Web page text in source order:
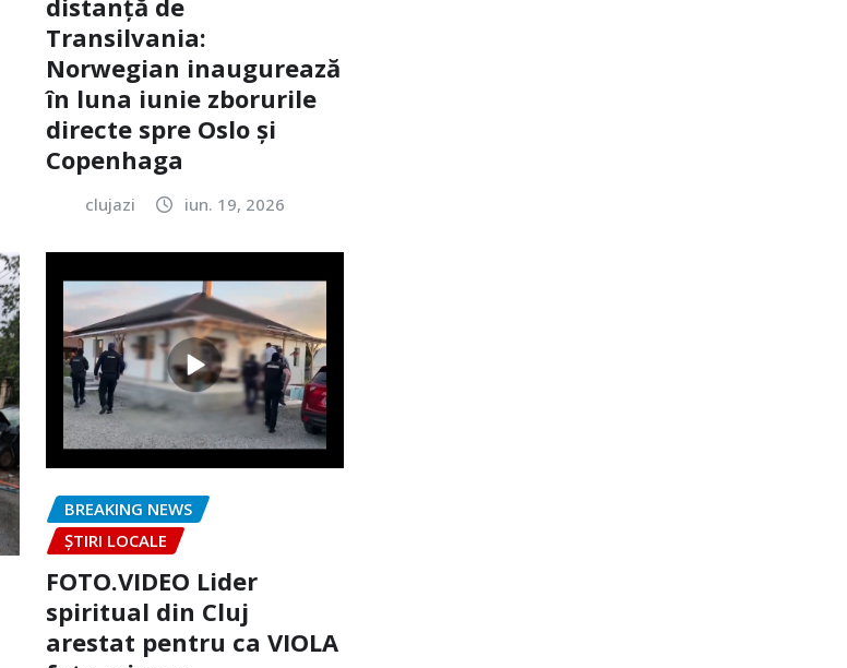
distanță de
Transilvania:
Norwegian inaugurează
în luna iunie zborurile
directe spre Oslo și
Copenhaga
clujazi iun. 19, 2026
BREAKING NEWS
ȘTIRI LOCALE
FOTO.VIDEO Lider
spiritual din Cluj
arestat pentru ca VIOLA